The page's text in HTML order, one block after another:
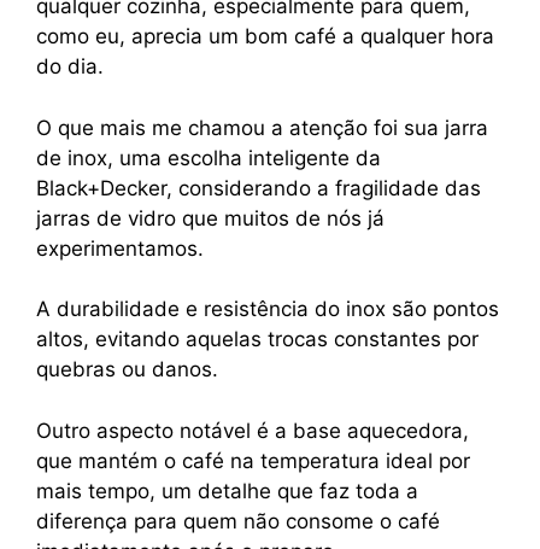
qualquer cozinha, especialmente para quem,
como eu, aprecia um bom café a qualquer hora
do dia.
O que mais me chamou a atenção foi sua jarra
de inox, uma escolha inteligente da
Black+Decker, considerando a fragilidade das
jarras de vidro que muitos de nós já
experimentamos.
A durabilidade e resistência do inox são pontos
altos, evitando aquelas trocas constantes por
quebras ou danos.
Outro aspecto notável é a base aquecedora,
que mantém o café na temperatura ideal por
mais tempo, um detalhe que faz toda a
diferença para quem não consome o café